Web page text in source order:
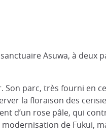
Asuwa, à deux
Son parc, très fourni en
la floraison des
d’un rose pâle, qui
de Fukui,